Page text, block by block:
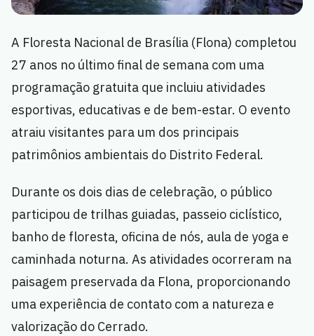
A Floresta Nacional de Brasília (Flona) completou
27 anos no último final de semana com uma
programação gratuita que incluiu atividades
esportivas, educativas e de bem-estar. O evento
atraiu visitantes para um dos principais
patrimônios ambientais do Distrito Federal.
Durante os dois dias de celebração, o público
participou de trilhas guiadas, passeio ciclístico,
banho de floresta, oficina de nós, aula de yoga e
caminhada noturna. As atividades ocorreram na
paisagem preservada da Flona, proporcionando
uma experiência de contato com a natureza e
valorização do Cerrado.